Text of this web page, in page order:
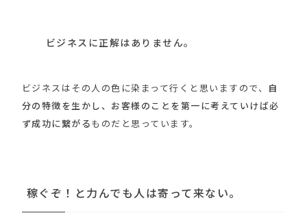
ビジネスに正解はありません。
ビジネスはその人の色に染まって行くと思いますので、 自
分の特徴を生かし、お客様のことを第一に考えていけば必
ず成功に繋がるものだと思っています。
稼ぐぞ！と力んでも人は寄って来ない。